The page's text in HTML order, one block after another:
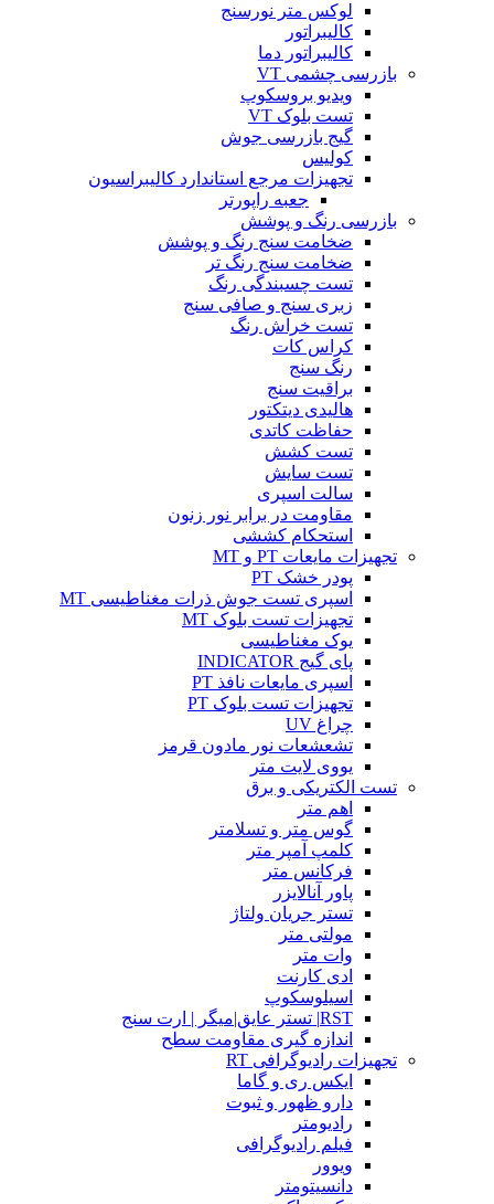
لوکس متر نورسنج
کالیبراتور
کالیبراتور دما
بازرسی چشمی VT
ویدیو بروسکوپ
تست بلوک VT
گیج بازرسی جوش
کولیس
تجهیزات مرجع استاندارد کالیبراسیون
جعبه راپورتر
بازرسی رنگ و پوشش
ضخامت سنج رنگ و پوشش
ضخامت سنج رنگ تر
تست چسبندگی رنگ
زبری سنج و صافی سنج
تست خراش رنگ
کراس کات
رنگ سنج
براقیت سنج
هالیدی دیتکتور
حفاظت کاتدی
تست کشش
تست سایش
سالت اسپری
مقاومت در برابر نور زنون
استحکام کششی
تجهیزات مایعات PT و MT
پودر خشک PT
اسپری تست جوش ذرات مغناطیسی MT
تجهیزات تست بلوک MT
یوک مغناطیسی
پای گیج INDICATOR
اسپری مایعات نافذ PT
تجهیزات تست بلوک PT
چراغ UV
تشعشعات نور مادون قرمز
یووی لایت متر
تست الکتریکی و برق
اهم متر
گوس متر و تسلامتر
کلمپ آمپر متر
فرکانس متر
پاور آنالایزر
تستر جریان ولتاژ
مولتی متر
وات متر
ادی کارنت
اسیلوسکوپ
RST| تستر عایق|میگر | ارت سنج
اندازه گیری مقاومت سطح
تجهیزات رادیوگرافی RT
ایکس ری و گاما
دارو ظهور و ثبوت
رادیومتر
فیلم رادیوگرافی
ویوور
دانسیتومتر